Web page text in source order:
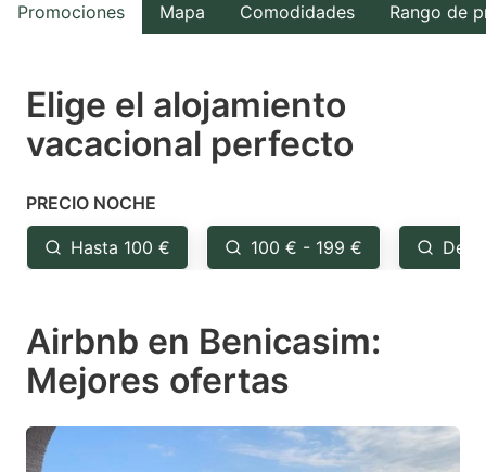
the
select
a
Press
the
question
key
to
the
select
a
the
question
key
the
Promociones Mapa Comodidades Rango de
Elige el alojamiento
vacacional perfecto
PRECIO NOCHE
Hasta 100 € 100 € - 199 €
Airbnb en Benicasim:
Mejores ofertas